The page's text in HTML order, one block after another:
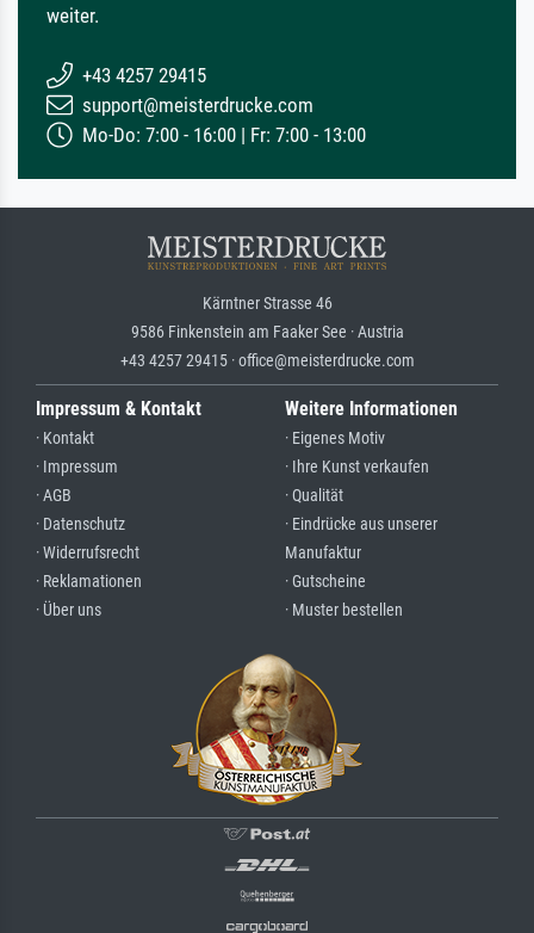
weiter.
+43 4257 29415
support@meisterdrucke.com
Mo-Do: 7:00 - 16:00 | Fr: 7:00 - 13:00
Kärntner Strasse 46
9586 Finkenstein am Faaker See · Austria
+43 4257 29415 · office@meisterdrucke.com
Impressum & Kontakt
· Kontakt
· Impressum
· AGB
· Datenschutz
· Widerrufsrecht
· Reklamationen
· Über uns
Weitere Informationen
· Eigenes Motiv
· Ihre Kunst verkaufen
· Qualität
· Eindrücke aus unserer
Manufaktur
· Gutscheine
· Muster bestellen